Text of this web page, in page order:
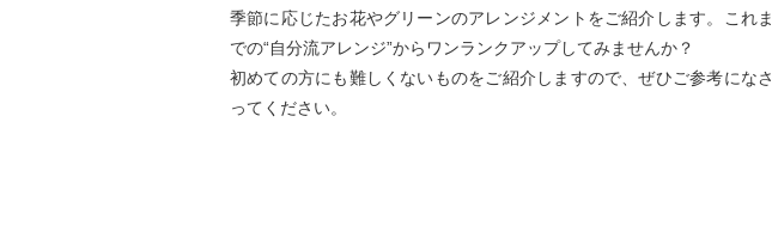
季節に応じたお花やグリーンのアレンジメントをご紹介します。これま
での“自分流アレンジ”からワンランクアップしてみませんか？
初めての方にも難しくないものをご紹介しますので、ぜひご参考になさ
ってください。